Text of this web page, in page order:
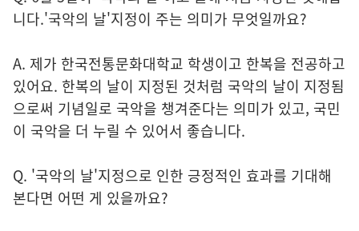
니다.'국악의 날'지정이 주는 의미가 무엇일까요?
A. 제가 한국전통문화대학교 학생이고 한복을 전공하고
있어요. 한복의 날이 지정된 것처럼 국악의 날이 지정됨
으로써 기념일로 국악을 챙겨준다는 의미가 있고, 국민
이 국악을 더 누릴 수 있어서 좋습니다.
Q. '국악의 날'지정으로 인한 긍정적인 효과를 기대해
본다면 어떤 게 있을까요?